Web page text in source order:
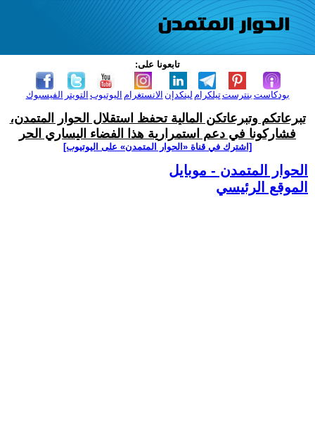
تابعونا على:
الفيسبوك التويتر اليوتيوب الانستغرام لينكدإن تيلكرامبنترست بودكاست
تبرعاتكم وتبرعاتكن المالية تحفظ استقلال الحوار المتمدن،
فشاركونا في دعم استمرارية هذا الفضاء اليساري الحر
[اشترك في قناة ‫«الحوار المتمدن» على اليوتيوب]
الحوار المتمدن - موبايل
الموقع الرئيسي